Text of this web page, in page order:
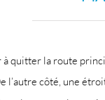
quitter la route
côté, une